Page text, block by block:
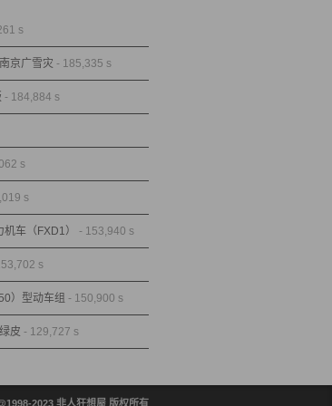
s
京广雪灾 - 185,335 s
- 184,884 s
s
s
车（FXD1） - 153,940 s
s
）型动车组 - 150,900 s
皮 - 129,727 s
2023 非人狂想屋 版权所有